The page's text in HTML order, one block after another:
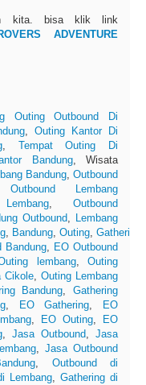
kita. bisa klik link
ADVENTURE
Outing Outbound Di
,Outing Kantor Di
, Tempat Outing Di
Bandung, Wisata
Bandung, Outbound
Outbound Lembang
, Outbound
Outbound, Lembang
, Bandung, Outing, Gathering
Bandung, EO Outbound
lembang,Outing
Cikole,Outing Lembang
Bandung,Gathering
, EO Gathering,
EO
, EO Outing,
EO
,Jasa Outbound,Jasa
, Jasa Outbound
, Outbound di
Lembang,Gathering di